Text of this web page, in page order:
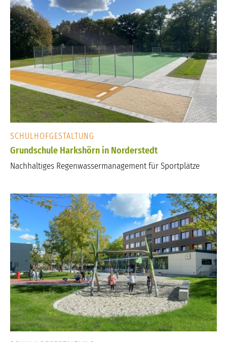
SCHULHOFGESTALTUNG
Grundschule Harkshörn in Norderstedt
Nachhaltiges Regenwassermanagement für Sportplätze